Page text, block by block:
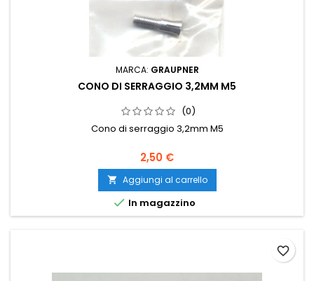
MARCA: GRAUPNER
CONO DI SERRAGGIO 3,2MM M5
(0)
Cono di serraggio 3,2mm M5
2,50 €
 Aggiungi al carrello
 In magazzino
favorite_border